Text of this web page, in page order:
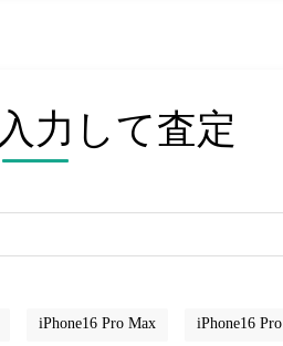
力して査定
iPhone16 Pro Max iPhone16 Pro